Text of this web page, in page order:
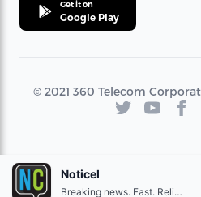
Get it on
Google Play
© 2021 360 Telecom
Noticel
Breaking news. Fast. Reliable.